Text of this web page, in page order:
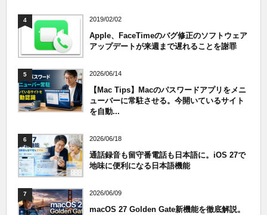
4 2019/02/02
Apple、FaceTimeのバグ修正のソフトウェア
アップデートが来週まで遅れることを謝罪
5 2026/06/14
【Mac Tips】Macのパスワードアプリをメニ
ューバーに常駐させる。今開いているサイト
を自動...
6 2026/06/18
通話録音も留守番電話も日本語に。iOS 27で
地味に便利になる日本語機能
7 2026/06/09
macOS 27 Golden Gate新機能を徹底解説。